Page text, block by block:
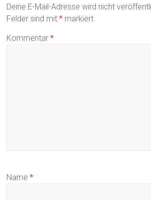
Deine E-Mail-Adresse wird nicht
Felder sind mit* markiert
Kommentar*
Name*